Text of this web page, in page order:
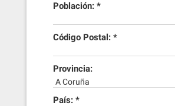
Población: *
Código Postal: *
Provincia:
País: *